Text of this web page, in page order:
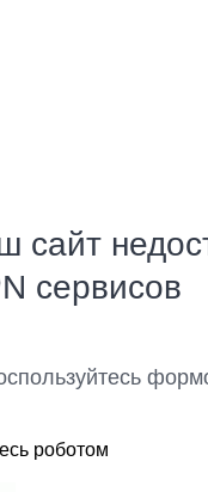
сайт
сервисов
роботом